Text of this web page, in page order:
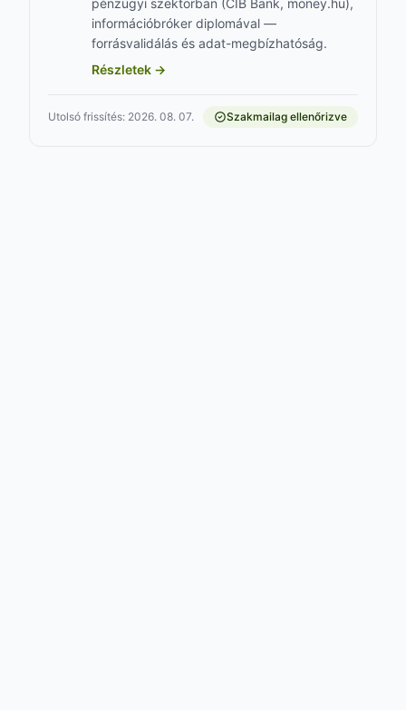
pénzügyi szektorban (CIB Bank, money.hu),
információbróker diplomával —
forrásvalidálás és adat-megbízhatóság.
Részletek →
Utolsó frissítés: 2026. 08. 07. Szakmailag ellenőrizve